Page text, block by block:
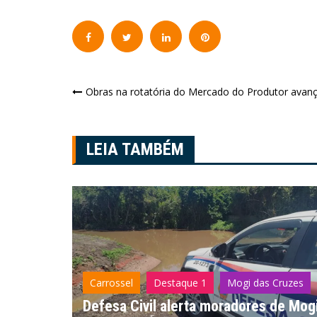
Navegação
Post
Obras na rotatória do Mercado do Produtor
LEIA TAMBÉM
Carrossel Destaque 1 Santa Isabel
Santa Isabel abre debate sobre